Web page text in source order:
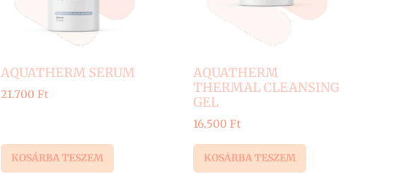
AQUATHERM SERUM
21.700 Ft
KOSÁRBA TESZEM
AQUATHERM
THERMAL CLEANSING
GEL
16.500 Ft
KOSÁRBA TESZEM